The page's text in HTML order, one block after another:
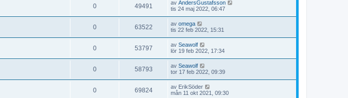
0 49491 av AndersGustafsson
tis 24 maj 2022, 06:47
0 63522 av omega
tis 22 feb 2022, 15:31
0 53797 av Seawolf
lör 19 feb 2022, 17:34
0 58793 av Seawolf
tor 17 feb 2022, 09:39
0 69824 av ErikSöder
mån 11 okt 2021, 09:30